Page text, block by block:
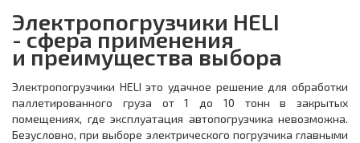
Электропогрузчики HELI
- сфера применения
и преимущества выбора
Электропогрузчики HELI это удачное решение для обработки
паллетированного груза от 1 до 10 тонн в закрытых
помещениях, где эксплуатация автопогрузчика невозможна.
Безусловно, при выборе электрического погрузчика главными